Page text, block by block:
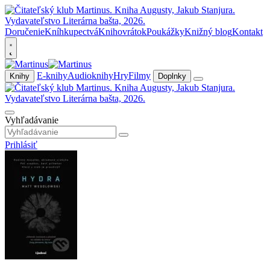
DoručenieKníhkupectváKnihovrátokPoukážkyKnižný blogKontakt
Knihy E-knihyAudioknihyHryFilmy Doplnky
Vyhľadávanie
Prihlásiť